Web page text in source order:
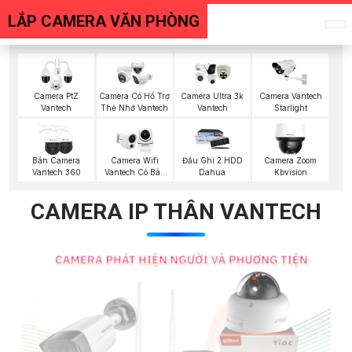
LẮP CAMERA VĂN PHÒNG
Camera PtZ
Vantech
Camera Có Hổ Trợ
Thẻ Nhớ Vantech
Camera Ultra 3k
Vantech
Camera Vantech
Starlight
Bán Camera
Vantech 360
Camera Wifi
Vantech Có Báo
Đầu Ghi 2 HDD
Dahua
Camera Zoom
Kbvision
CAMERA IP THÂN VANTECH